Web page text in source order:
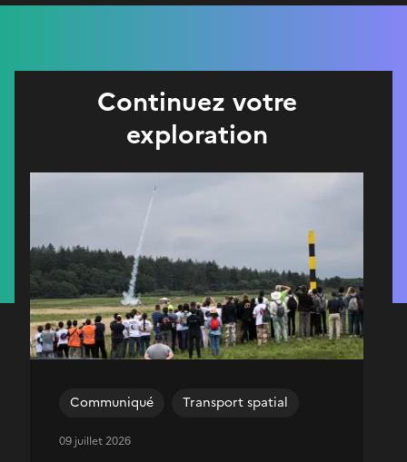
Continuez votre
exploration
Communiqué Transport spatial
09 juillet 2026